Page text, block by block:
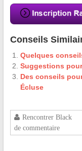
Conseils
Quelques
Suggestions
Des conseils
Écluse
Rencontrer Black
de commentaire